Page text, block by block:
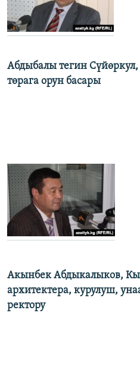
Абдыбалы тегин
төрага орун басары
Акынбек Абдыкалыков,
архитектера, курулуш,
ректору